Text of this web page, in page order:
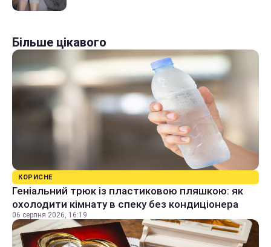
Більше цікавого
КОРИСНЕ
Геніальний трюк із пластиковою пляшкою: як
охолодити кімнату в спеку без кондиціонера
06 серпня 2026, 16:19